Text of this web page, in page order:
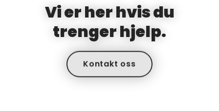
Vi er her hvis du
trenger hjelp.
Kontakt oss